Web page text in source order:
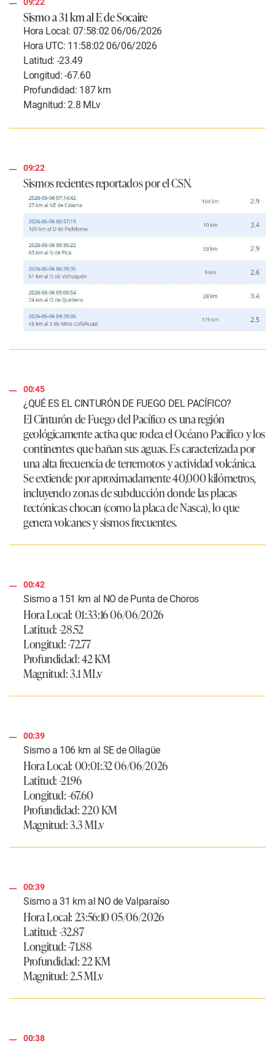
09:22
Sismo a 31 km al E de Socaire
Hora Local: 07:58:02 06/06/2026
Hora UTC: 11:58:02 06/06/2026
Latitud: -23.49
Longitud: -67.60
Profundidad: 187 km
Magnitud: 2.8 MLv
09:22
Sismos recientes reportados por el CSN.
00:45
¿QUÉ ES EL CINTURÓN DE FUEGO DEL PACÍFICO?
El Cinturón de Fuego del Pacífico es una región
geológicamente activa que rodea el Océano Pacífico y los
continentes que bañan sus aguas. Es caracterizada por
una alta frecuencia de terremotos y actividad volcánica.
Se extiende por aproximadamente 40,000 kilómetros,
incluyendo zonas de subducción donde las placas
tectónicas chocan (como la placa de Nasca), lo que
genera volcanes y sismos frecuentes.
00:42
Sismo a 151 km al NO de Punta de Choros
Hora Local: 01:33:16 06/06/2026
Latitud: -28.52
Longitud: -72.77
Profundidad: 42 KM
Magnitud: 3.1 MLv
00:39
Sismo a 106 km al SE de Ollagüe
Hora Local: 00:01:32 06/06/2026
Latitud: -21.96
Longitud: -67.60
Profundidad: 220 KM
Magnitud: 3.3 MLv
00:39
Sismo a 31 km al NO de Valparaíso
Hora Local: 23:56:10 05/06/2026
Latitud: -32.87
Longitud: -71.88
Profundidad: 22 KM
Magnitud: 2.5 MLv
00:38